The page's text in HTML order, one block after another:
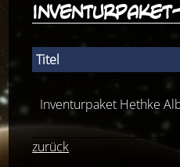
Titel
Inventurpaket Hethke
zurück